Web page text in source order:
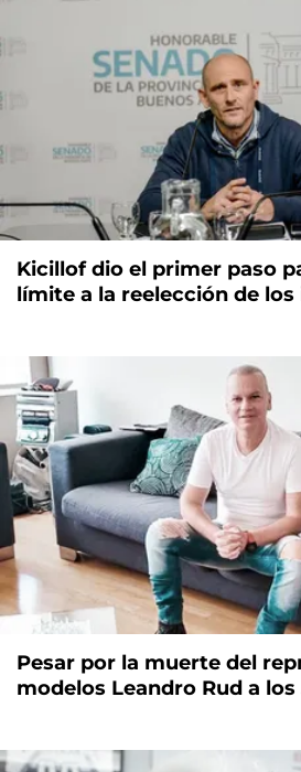
Kicillof dio el primer paso
límite a la reelección de
Pesar por la muerte del
modelos Leandro Rud a los